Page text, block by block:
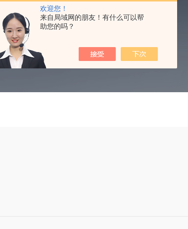
欢迎您！
来自局域网的朋友！有什么可以帮
助您的吗？
TECHNICAL ARTICLES